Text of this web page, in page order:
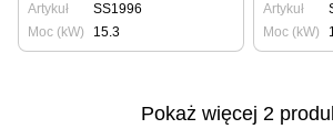
Artykuł
SS1996
Moc (kW)
15.3
Artykuł
Moc (kW)
Pokaż więcej 2